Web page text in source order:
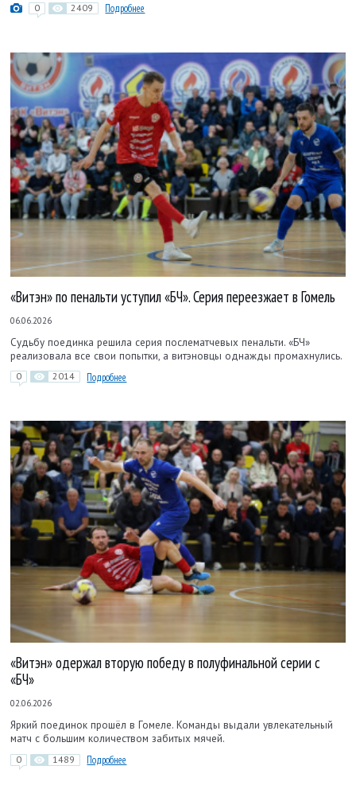
0 2409 Подробнее
«Витэн» по пенальти уступил «БЧ». Серия переезжает в Гомель
06.06.2026
Судьбу поединка решила серия послематчевых пенальти. «БЧ»
реализовала все свои попытки, а витэновцы однажды промахнулись.
0 2014 Подробнее
«Витэн» одержал вторую победу в полуфинальной серии с
«БЧ»
02.06.2026
Яркий поединок прошёл в Гомеле. Команды выдали увлекательный
матч с большим количеством забитых мячей.
0 1489 Подробнее